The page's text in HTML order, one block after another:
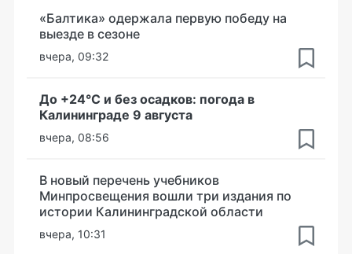
«Балтика» одержала первую победу на
выезде в сезоне
вчера, 09:32
До +24°С и без осадков: погода в
Калининграде 9 августа
вчера, 08:56
В новый перечень учебников
Минпросвещения вошли три издания по
истории Калининградской области
вчера, 10:31